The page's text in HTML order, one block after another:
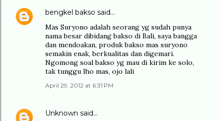
bengkel bakso said…
Mas Suryono adalah seorang yg sudah punya
nama besar dibidang bakso di Bali, saya bangga
dan mendoakan, produk bakso mas suryono
semakin enak, berkualitas dan digemari.
Ngomong soal bakso yg mau di kirim ke solo,
tak tunggu lho mas, ojo lali
April 29, 2012 at 6:31 PM
Unknown said…